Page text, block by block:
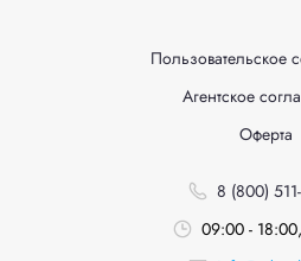
Пользовательское
Агентское
Оферта
8 (800)
09:00 -